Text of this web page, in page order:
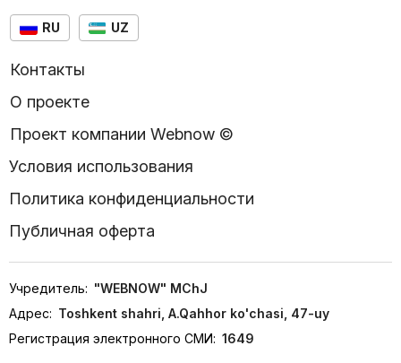
RU UZ
Контакты
О проекте
Проект компании Webnow ©
Условия использования
Политика конфиденциальности
Публичная оферта
Учредитель: "WEBNOW" MChJ
Адрес: Toshkent shahri, A.Qahhor ko'chasi, 47-uy
Регистрация электронного СМИ: 1649